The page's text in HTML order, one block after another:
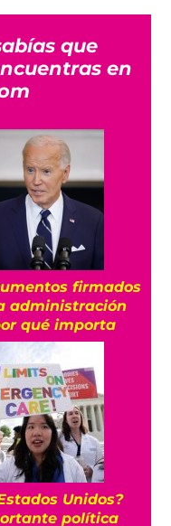
que
en
firmados
administración
qué importa
Unidos?
política